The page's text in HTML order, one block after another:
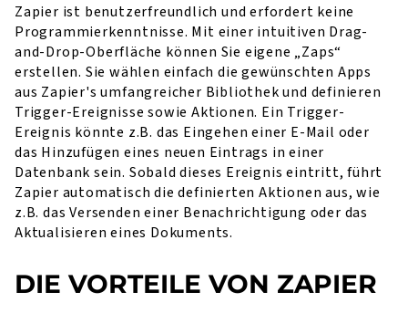
Zapier ist benutzerfreundlich und erfordert keine
Programmierkenntnisse. Mit einer intuitiven Drag-
and-Drop-Oberfläche können Sie eigene „Zaps“
erstellen. Sie wählen einfach die gewünschten Apps
aus Zapier's umfangreicher Bibliothek und definieren
Trigger-Ereignisse sowie Aktionen. Ein Trigger-
Ereignis könnte z.B. das Eingehen einer E-Mail oder
das Hinzufügen eines neuen Eintrags in einer
Datenbank sein. Sobald dieses Ereignis eintritt, führt
Zapier automatisch die definierten Aktionen aus, wie
z.B. das Versenden einer Benachrichtigung oder das
Aktualisieren eines Dokuments.
DIE VORTEILE VON ZAPIER